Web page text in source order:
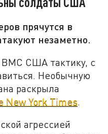
прячутся в
незаметно.
ВМС США тактику, с
Необычную
раскрыла
New York Times.
агрессией